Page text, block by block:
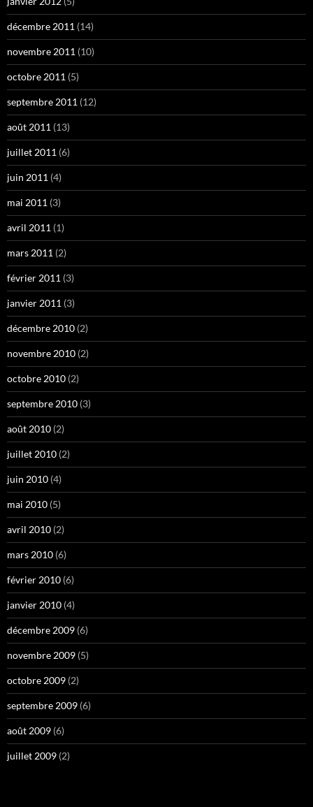
décembre 2011 (14)
novembre 2011 (10)
octobre 2011 (5)
septembre 2011 (12)
août 2011 (13)
juillet 2011 (6)
juin 2011 (4)
mai 2011 (3)
avril 2011 (1)
mars 2011 (2)
février 2011 (3)
janvier 2011 (3)
décembre 2010 (2)
novembre 2010 (2)
octobre 2010 (2)
septembre 2010 (3)
août 2010 (2)
juillet 2010 (2)
juin 2010 (4)
mai 2010 (5)
avril 2010 (2)
mars 2010 (6)
février 2010 (6)
janvier 2010 (4)
décembre 2009 (6)
novembre 2009 (5)
octobre 2009 (2)
septembre 2009 (6)
août 2009 (6)
juillet 2009 (2)